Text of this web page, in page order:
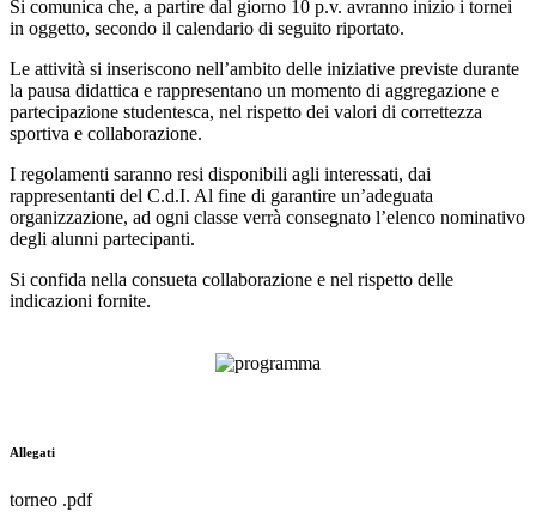
Si comunica che, a partire dal giorno 10 p.v. avranno inizio i tornei
in oggetto, secondo il calendario di seguito riportato.
Le attività si inseriscono nell’ambito delle iniziative previste durante
la pausa didattica e rappresentano un momento di aggregazione e
partecipazione studentesca, nel rispetto dei valori di correttezza
sportiva e collaborazione.
I regolamenti saranno resi disponibili agli interessati, dai
rappresentanti del C.d.I. Al fine di garantire un’adeguata
organizzazione, ad ogni classe verrà consegnato l’elenco nominativo
degli alunni partecipanti.
Si confida nella consueta collaborazione e nel rispetto delle
indicazioni fornite.
Allegati
torneo .pdf